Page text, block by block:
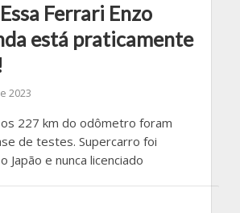
Ferrari Enzo
está praticamente
2023
227 km do odômetro foram
de testes. Supercarro foi
Japão e nunca licenciado